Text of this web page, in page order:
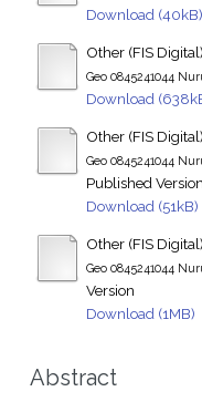
Download (40kB)
Other (FIS Digital)
Geo 0845241044
Download
Other (FIS Digital)
Geo 0845241044
Published Version
Download (51kB)
Other (FIS Digital)
Geo 0845241044
Version
Download (1MB)
Abstract